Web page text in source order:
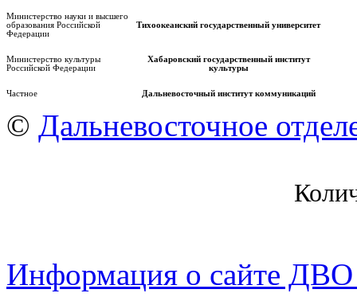
Министерство науки и высшего
образования Российской
Федерации
Тихоокеанский государственный университет
Министерство культуры
Российской Федерации
Хабаровский государственный институт
культуры
Частное Дальневосточный институт коммуникаций
© Дальневосточное
Информация о сайте